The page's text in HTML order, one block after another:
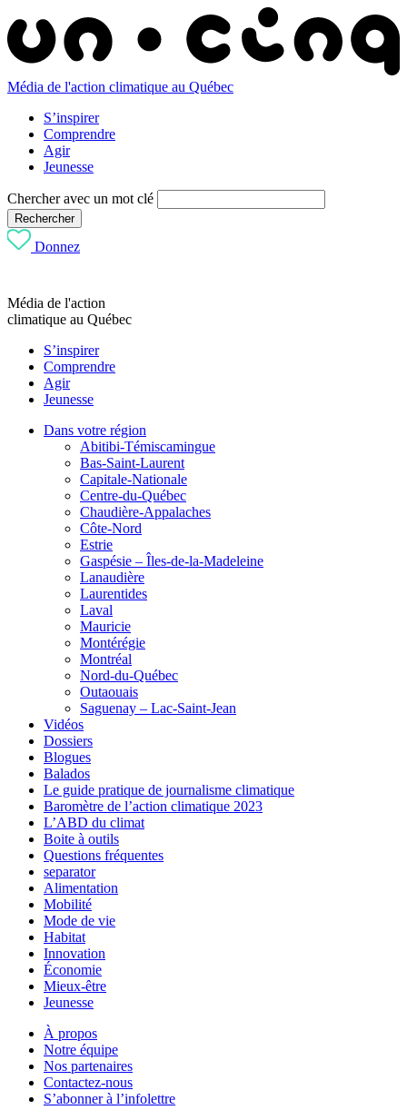
Média de l'action climatique au Québec
S’inspirer
Comprendre
Agir
Jeunesse
Chercher avec un mot clé
Rechercher
Donnez
Média de l'action
climatique au Québec
S’inspirer
Comprendre
Agir
Jeunesse
Dans votre région
Abitibi-Témiscamingue
Bas-Saint-Laurent
Capitale-Nationale
Centre-du-Québec
Chaudière-Appalaches
Côte-Nord
Estrie
Gaspésie – Îles-de-la-Madeleine
Lanaudière
Laurentides
Laval
Mauricie
Montérégie
Montréal
Nord-du-Québec
Outaouais
Saguenay – Lac-Saint-Jean
Vidéos
Dossiers
Blogues
Balados
Le guide pratique de journalisme climatique
Baromètre de l’action climatique 2023
L’ABD du climat
Boite à outils
Questions fréquentes
separator
Alimentation
Mobilité
Mode de vie
Habitat
Innovation
Économie
Mieux-être
Jeunesse
À propos
Notre équipe
Nos partenaires
Contactez-nous
S’abonner à l’infolettre